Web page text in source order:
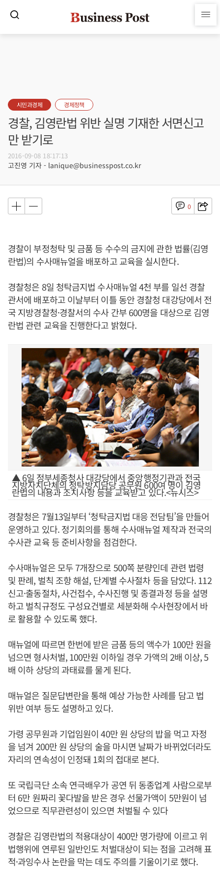
시민과경제 경제정책
경찰, 김영란법 위반 실명 기재한 서면신고
만 받기로
2016-09-08 18:17:13
고진영 기자 - lanique@businesspost.co.kr
0
경찰이 부정청탁 및 금품 등 수수의 금지에 관한 법률(김영
란법)의 수사매뉴얼을 배포하고 교육을 실시한다.
경찰청은 8일 청탁금지법 수사매뉴얼 4천 부를 일선 경찰
관서에 배포하고 이날부터 이틀 동안 경찰청 대강당에서 전
국 지방경찰청·경찰서의 수사 간부 600명을 대상으로 김영
란법 관련 교육을 진행한다고 밝혔다.
▲ 6일 정부세종청사 대강당에서 중앙행정기관과 전국
지방자치단체의 청탁방지담당 공무원 600여 명이 김영
란법의 내용과 조치사항 등을 교육받고 있다.<뉴시스>
경찰청은 7월13일부터 ‘청탁금지법 대응 전담팀’을 만들어
운영하고 있다. 정기회의를 통해 수사매뉴얼 제작과 전국의
수사관 교육 등 준비사항을 점검한다.
수사매뉴얼은 모두 7개장으로 500쪽 분량인데 관련 법령
및 판례, 벌칙 조항 해설, 단계별 수사절차 등을 담았다. 112
신고·출동절차, 사건접수, 수사진행 및 종결과정 등을 설명
하고 벌칙규정도 구성요건별로 세분화해 수사현장에서 바
로 활용할 수 있도록 했다.
매뉴얼에 따르면 한번에 받은 금품 등의 액수가 100만 원을
넘으면 형사처벌, 100만원 이하일 경우 가액의 2배 이상, 5
배 이하 상당의 과태료를 물게 된다.
매뉴얼은 질문답변란을 통해 예상 가능한 사례를 담고 법
위반 여부 등도 설명하고 있다.
가령 공무원과 기업임원이 40만 원 상당의 밥을 먹고 자정
을 넘겨 200만 원 상당의 술을 마시면 날짜가 바뀌었더라도
자리의 연속성이 인정돼 1회의 접대로 본다.
또 국립극단 소속 연극배우가 공연 뒤 동종업계 사람으로부
터 6만 원짜리 꽃다발을 받은 경우 선물가액이 5만원이 넘
었으므로 직무관련성이 있으면 처벌될 수 있다
경찰은 김영란법의 적용대상이 400만 명가량에 이르고 위
법행위에 연루된 일반인도 처벌대상이 되는 점을 고려해 표
적·과잉수사 논란을 막는 데도 주의를 기울이기로 했다.